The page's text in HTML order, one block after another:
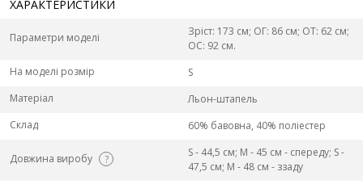
ХАРАКТЕРИСТИКИ
Параметри моделі
Зріст: 173 см; ОГ: 86 см; ОТ: 62 см;
ОС: 92 см.
На моделі розмір
S
Матеріал
Льон-штапель
Склад
60% бавовна, 40% поліестер
Довжина виробу ?
S - 44,5 см; M - 45 см - спереду; S -
47,5 см; M - 48 см - ззаду